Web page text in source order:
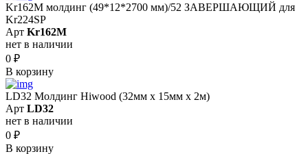
Kr162M молдинг (49*12*2700 мм)/52 ЗАВЕРШАЮЩИЙ для
Kr224SP
Арт Kr162M
нет в наличии
0 ₽
В корзину
LD32 Молдинг Hiwood (32мм х 15мм х 2м)
Арт LD32
нет в наличии
0 ₽
В корзину